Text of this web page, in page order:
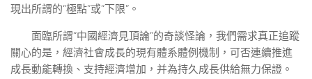
現出所謂的“極點”或“下限”。
面臨所謂“中國經濟見頂論”的奇談怪論，我們需求真正追蹤
關心的是，經濟社會成長的現有體系體例機制，可否連續推進
成長動能轉換、支持經濟增加，并為持久成長供給無力保證。